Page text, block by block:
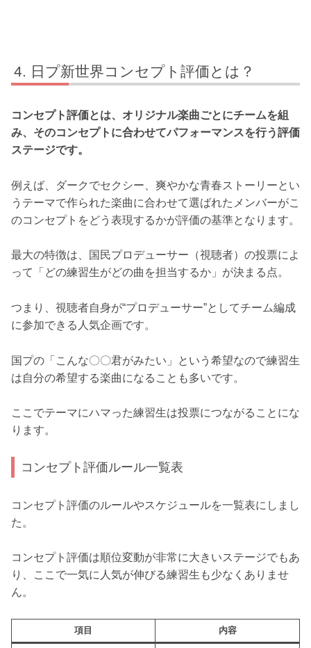
日プ新世界コンセプト評価とは？
コンセプト評価とは、オリジナル楽曲ごとにチームを組
み、そのコンセプトに合わせてパフォーマンスを行う評価
ステージです。
例えば、ダークでセクシー、爽やかな青春ストーリーとい
うテーマで作られた楽曲に合わせて選ばれたメンバーがこ
のコンセプトをどう表現するかが評価の基準となります。
最大の特徴は、国民プロデューサー（視聴者）の投票によ
って「どの練習生がどの曲を担当するか」が決まる点。
つまり、視聴者自身が“プロデューサー”としてチーム編成
に参加できる人気企画です。
国プの「こんな〇〇君がみたい」という希望なので練習生
は自分の希望する楽曲になることも多いです。
ここでテーマにハマった練習生は投票につながることにな
ります。
コンセプト評価ルール一覧表
コンセプト評価のルールやスケジュールを一覧表にしまし
た。
コンセプト評価は順位変動が非常に大きいステージでもあ
り、ここで一気に人気が伸びる練習生も少なくありませ
ん。
項目 内容